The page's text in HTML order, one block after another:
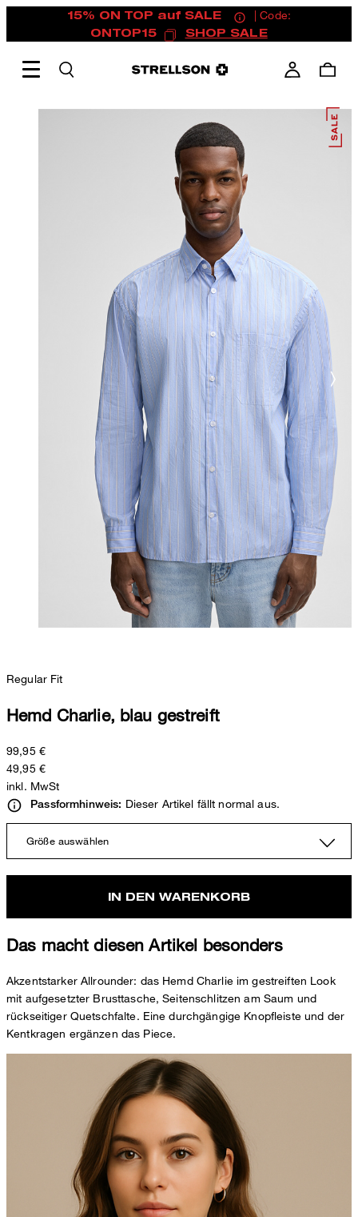
15% ON TOP auf SALE
| Code:
ONTOP15
SHOP SALE
Regular Fit
Hemd Charlie, blau gestreift
99,95 €
49,95 €
inkl. MwSt
Passformhinweis: Dieser Artikel fällt normal aus.
Größe auswählen
IN DEN WARENKORB
Das macht diesen Artikel besonders
Akzentstarker Allrounder: das Hemd Charlie im gestreiften Look
mit aufgesetzter Brusttasche, Seitenschlitzen am Saum und
rückseitiger Quetschfalte. Eine durchgängige Knopfleiste und der
Kentkragen ergänzen das Piece.